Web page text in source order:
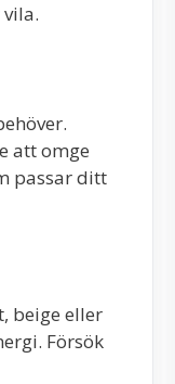
att omge
passar ditt
beige eller
Försök